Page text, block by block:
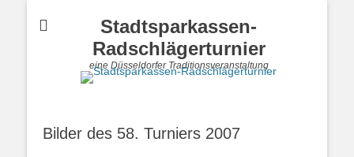
Stadtsparkassen-
Radschlägerturnier
eine Düsseldorfer Traditionsveranstaltung
Bilder des 58. Turniers 2007